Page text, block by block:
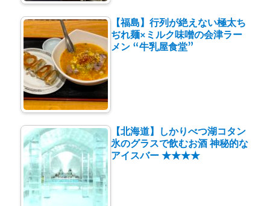
【福島】行列が絶えない極太ち
ぢれ麺×ミルク味噌の会津ラー
メン “牛乳屋食堂”
【北海道】しかりべつ湖コタン
氷のグラスで飲むお酒 神秘的な
アイスバー ★★★★